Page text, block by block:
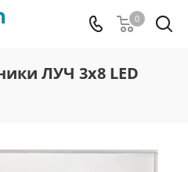
0
ЛУЧ 3х8 LED